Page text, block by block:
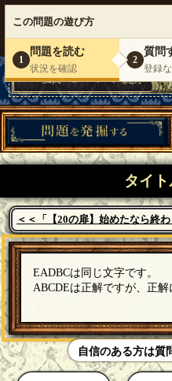
いらっしゃいませ。ゲスト
タイ
＜＜「【20の扉】始めたなら終わ
この問題の遊び方
1
問題を読む
状況を確認
2
質問
登録
EADBCは同じ文字です。
ABCDEは正解ですが、正解
自信のある方は質